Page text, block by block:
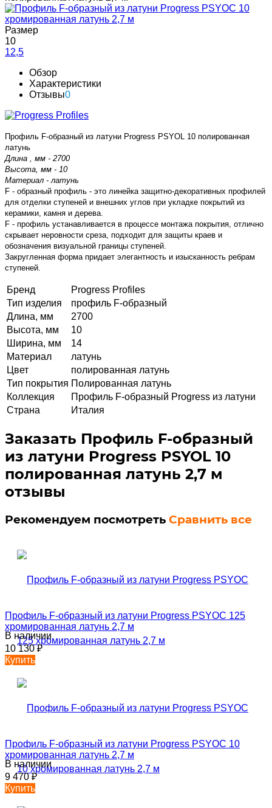
Размер
10
12,5
Обзор
Характеристики
Отзывы0
Профиль F-образный из латуни Progress PSYOL 10 полированная
латунь
Длина , мм - 2700
Высота, мм - 10
Материал - латунь
F - образный профиль - это линейка защитно-декоративных профилей
для отделки ступеней и внешних углов при укладке покрытий из
керамики, камня и дерева.
F - профиль устанавливается в процессе монтажа покрытия, отлично
скрывает неровности среза, подходит для защиты краев и
обозначения визуальной границы ступеней.
Закругленная форма придает элегантность и изысканность ребрам
ступеней.
Бренд
Progress Profiles
Тип изделия
профиль F-образный
Длина, мм
2700
Высота, мм
10
Ширина, мм
14
Материал
латунь
Цвет
полированная латунь
Тип покрытия Полированная латунь
Коллекция
Профиль F-образный Progress из латуни
Страна
Италия
Заказать Профиль F-образный
из латуни Progress PSYOL 10
полированная латунь 2,7 м
отзывы
Рекомендуем посмотреть Сравнить все
Профиль F-образный из латуни Progress PSYOC 125
хромированная латунь 2,7 м
В наличии
10 130₽
Купить
Профиль F-образный из латуни Progress PSYOC 10
хромированная латунь 2,7 м
В наличии
9 470₽
Купить